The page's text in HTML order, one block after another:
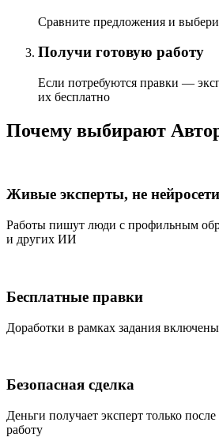
Сравните предложения и
Получи готовую работу
Если потребуются правки —
их бесплатно
Почему выбирают
Живые эксперты, не нейросети
Работы пишут люди с профильным
и других ИИ
Бесплатные правки
Доработки в рамках задания
Безопасная сделка
Деньги получает эксперт только
работу